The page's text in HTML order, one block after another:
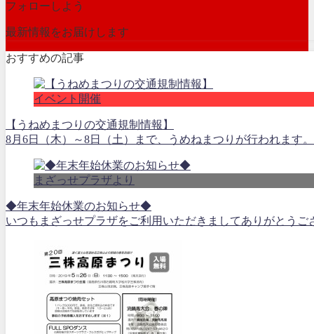
フォローしよう
最新情報をお届けします
おすすめの記事
イベント開催
【うねめまつりの交通規制情報】
8月6日（木）～8日（土）まで、うめねまつりが行われま
まざっせプラザより
◆年末年始休業のお知らせ◆
いつもまざっせプラザをご利用いただきましてありがとうご